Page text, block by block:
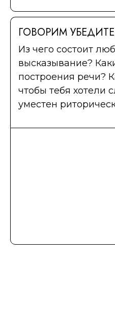
ГОВОРИМ
Из чего состоит
высказывание?
построения речи?
чтобы тебя хотели
уместен